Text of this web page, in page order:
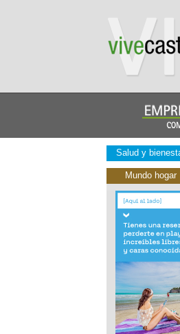
Salud y
Mundo hogar